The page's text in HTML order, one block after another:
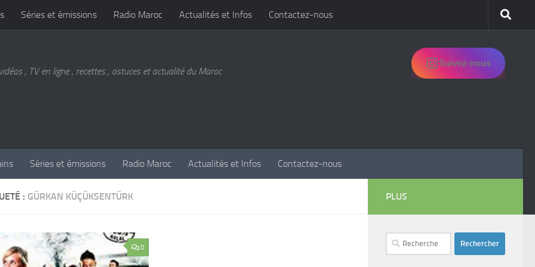
Séries et émissions Radio Maroc Actualités et Infos Contactez-nous
, TV en ligne , recettes , astuces et actualité du Maroc
Suivez-nous
Séries et émissions Radio Maroc Actualités et Infos Contactez-nous
: GÜRKAN KÜÇÜKSENTÜRK
0
PLUS
Rechercher :